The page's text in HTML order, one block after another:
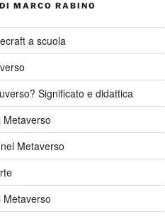
MARCO RABINO
a scuola
Significato e didattica
Metaverso
Metaverso
Metaverso